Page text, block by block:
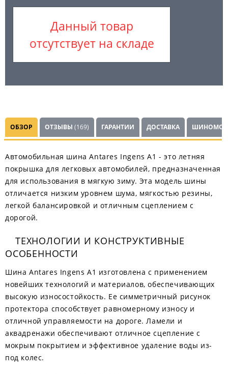
Данный товар
отсутствует на складе
ОБЗОР ОТЗЫВЫ (169) ГАРАНТИИ ДОСТАВКА
Автомобильная шина Antares Ingens A1 - это летняя
покрышка для легковых автомобилей, предназначенная
для использования в мягкую зиму. Эта модель шины
отличается низким уровнем шума, мягкостью резины,
легкой балансировкой и отличным сцеплением с
дорогой.
ТЕХНОЛОГИИ И КОНСТРУКТИВНЫЕ
ОСОБЕННОСТИ
Шина Antares Ingens A1 изготовлена с применением
новейших технологий и материалов, обеспечивающих
высокую износостойкость. Ее симметричный рисунок
протектора способствует равномерному износу и
отличной управляемости на дороге. Ламели и
аквадренажи обеспечивают отличное сцепление с
мокрым покрытием и эффективное удаление воды из-
под колес.